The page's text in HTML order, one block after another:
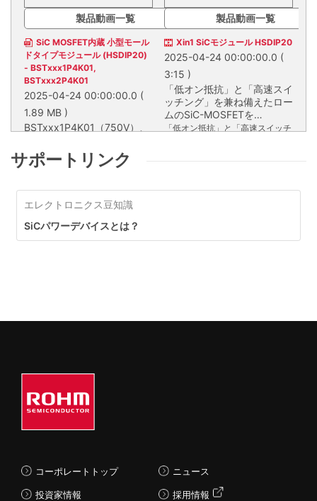
製品動画一覧
SiC MOSFET内蔵 小型モール
ドタイプモジュール (HSDIP20)
- BSTxxx1P4K01,
BSTxxx2P4K01
2025-04-24 00:00:00.0 (
1.89 MB )
BSTxxx1P4K01（750V）、
は、4個または6個のSiC
MOSFETを内蔵したモール
イパワーアプリケーションの
電力変換回路で求められる基
パッケージに内蔵し、アプリ
ケーションの小型化に貢献し
BSTxxx1P4K01（750V）、
個または6個のSiC MOSFETを内
蔵したモールドタイプモジュール
ンの電力変換回路で求められる基
本回路を、小型のモジュールパッ
製品動画一覧
Xin1 SiCモジュール HSDIP20
2025-04-24 00:00:00.0 (
3:15 )
「低オン抵抗」と「高速スイ
ッチング」を兼ね備えたロー
ムのSiC-MOSFETを
HSDIP20パッケージに搭
「低オン抵抗」と「高速スイッチ
応します。
サポートリンク
エレクトロニクス豆知識
SiCパワーデバイスとは？
コーポレートトップ
投資家情報
ニュース
採用情報